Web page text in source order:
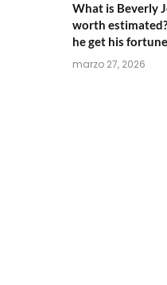
What is Beverly
worth
he get his
marzo 27, 2026